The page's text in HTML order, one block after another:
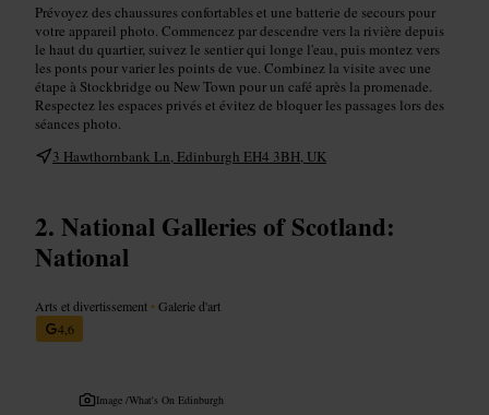
Prévoyez des chaussures confortables et une batterie de secours pour
votre appareil photo. Commencez par descendre vers la rivière depuis
le haut du quartier, suivez le sentier qui longe l'eau, puis montez vers
les ponts pour varier les points de vue. Combinez la visite avec une
étape à Stockbridge ou New Town pour un café après la promenade.
Respectez les espaces privés et évitez de bloquer les passages lors des
séances photo.
3 Hawthornbank Ln, Edinburgh EH4 3BH, UK
National Galleries of Scotland:
National
Arts et divertissement •Galerie d'art
4,6
Image /What's On Edinburgh